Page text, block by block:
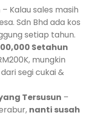
– Kalau sales masih
Sdn Bhd ada kos
setiap tahun.
Setahun
mungkin
segi cukai &
Tersusun –
nanti susah